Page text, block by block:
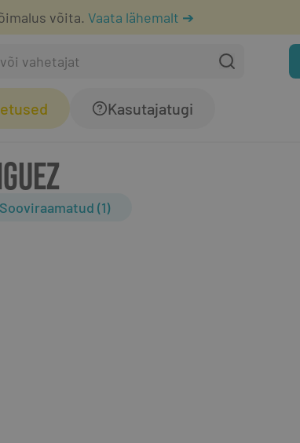
võita. Vaata lähemalt ➔
Kasutajatugi
Sooviraamatud (1)